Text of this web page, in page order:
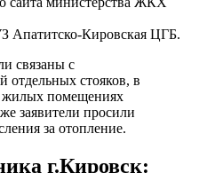
Апатитско-Кировская ЦГБ.
связаны с
отдельных стояков, в
жилых помещениях
заявители просили
за отопление.
г.Кировск: